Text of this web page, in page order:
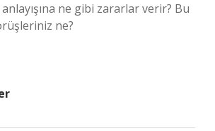
ne gibi zararlar verir? Bu
ne?